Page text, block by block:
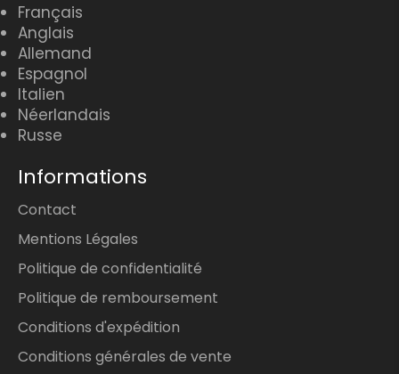
Français
Anglais
Allemand
Espagnol
Italien
Néerlandais
Russe
Informations
Contact
Mentions Légales
Politique de confidentialité
Politique de remboursement
Conditions d'expédition
Conditions générales de vente